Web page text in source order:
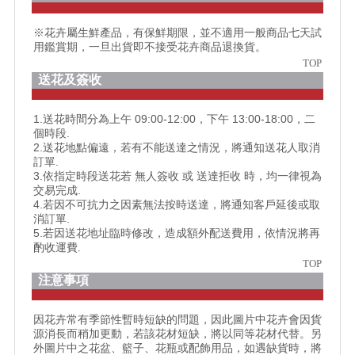
※花卉屬生鮮產品，有保鮮期限，並不適用一般商品七天試
用鑑賞期，一旦出貨即不接受花卉商品退換貨。
TOP
送花及簽收
1.送花時間分為上午 09:00-12:00，下午 13:00-18:00，二
個時段.
2.送花地點偏遠，若有不能送達之情況，將通知送花人取消
訂單.
3.依指定時段送花若 無人簽收 或 送達拒收 時，均一律視為
交易完成.
4.若因不可抗力之因素無法按時送達，將通知客戶延後或取
消訂單.
5.若因送花地址臨時修改，造成額外配送費用，依情況將再
酌收運費.
TOP
注意事項
因花卉常有季節性暫時短缺的問題，因此圖片中花卉會因貨
源消長而稍加更動，若該花材短缺，將以同等花材代替。另
外圖片中之花盆、籃子、花瓶或配飾用品，如遇缺貨時，將